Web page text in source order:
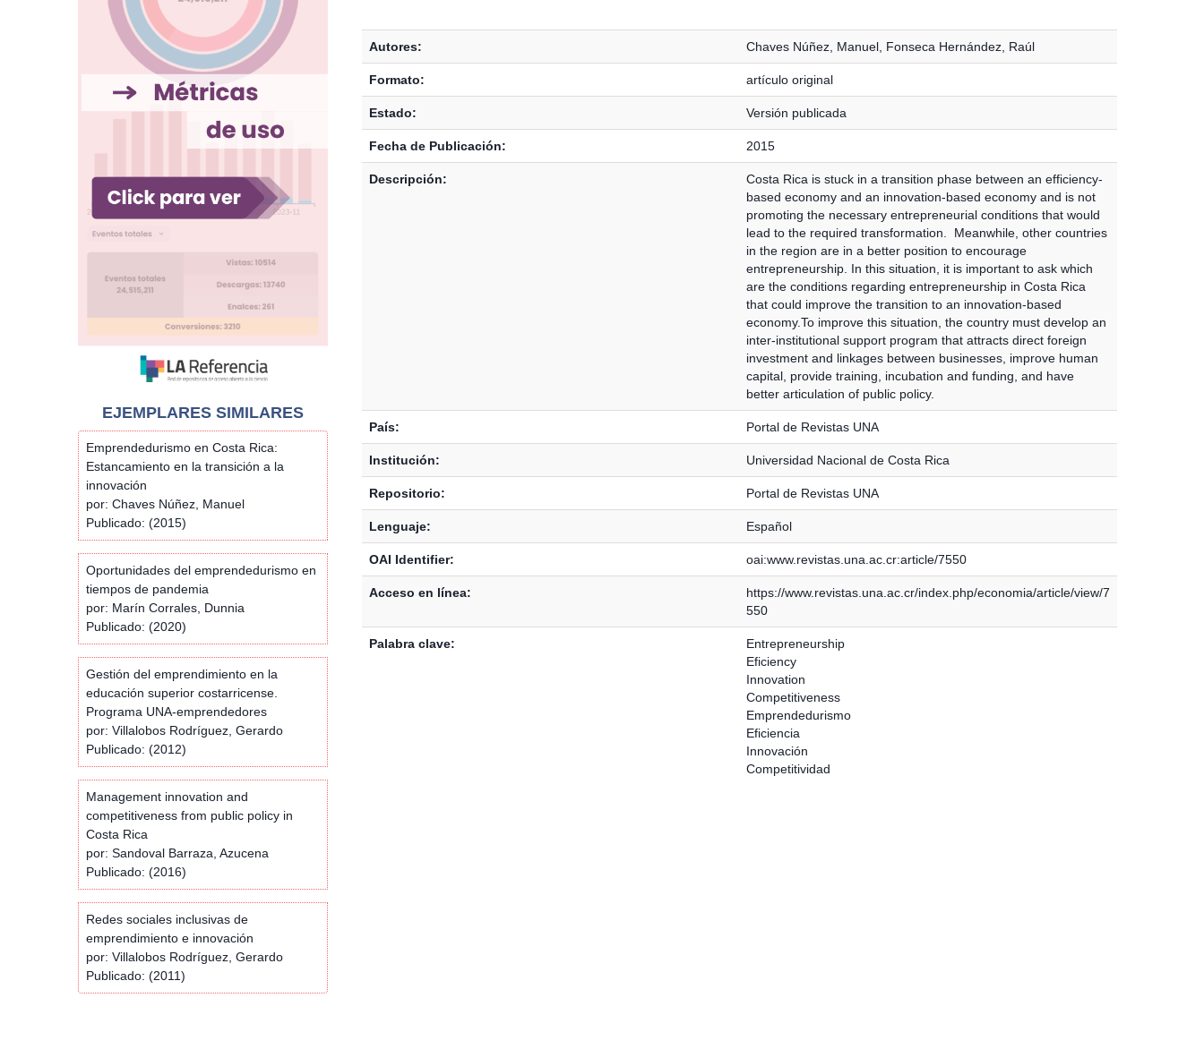
Autores: Chaves Núñez, Manuel, Fonseca Hernández, Raúl
Formato: artículo original
Estado: Versión publicada
Fecha de Publicación: 2015
Descripción:
Costa Rica is stuck in a transition phase between an efficiency-
based economy and an innovation-based economy and is not
promoting the necessary entrepreneurial conditions that would
lead to the required transformation. Meanwhile, other countries
in the region are in a better position to encourage
entrepreneurship. In this situation, it is important to ask which
are the conditions regarding entrepreneurship in Costa Rica
that could improve the transition to an innovation-based
economy.To improve this situation, the country must develop an
inter-institutional support program that attracts direct foreign
investment and linkages between businesses, improve human
capital, provide training, incubation and funding, and have
better articulation of public policy.
País: Portal de Revistas UNA
Institución: Universidad Nacional de Costa Rica
Repositorio: Portal de Revistas UNA
Lenguaje: Español
OAI Identifier: oai:www.revistas.una.ac.cr:article/7550
Acceso en línea:
https://www.revistas.una.ac.cr/index.php/economia/article/view/7
550
Palabra clave:
Entrepreneurship
Eficiency
Innovation
Competitiveness
Emprendedurismo
Eficiencia
Innovación
Competitividad
EJEMPLARES SIMILARES
Emprendedurismo en Costa Rica:
Estancamiento en la transición a la
innovación
por: Chaves Núñez, Manuel
Publicado: (2015)
Oportunidades del emprendedurismo en
tiempos de pandemia
por: Marín Corrales, Dunnia
Publicado: (2020)
Gestión del emprendimiento en la
educación superior costarricense.
Programa UNA-emprendedores
por: Villalobos Rodríguez, Gerardo
Publicado: (2012)
Management innovation and
competitiveness from public policy in
Costa Rica
por: Sandoval Barraza, Azucena
Publicado: (2016)
Redes sociales inclusivas de
emprendimiento e innovación
por: Villalobos Rodríguez, Gerardo
Publicado: (2011)